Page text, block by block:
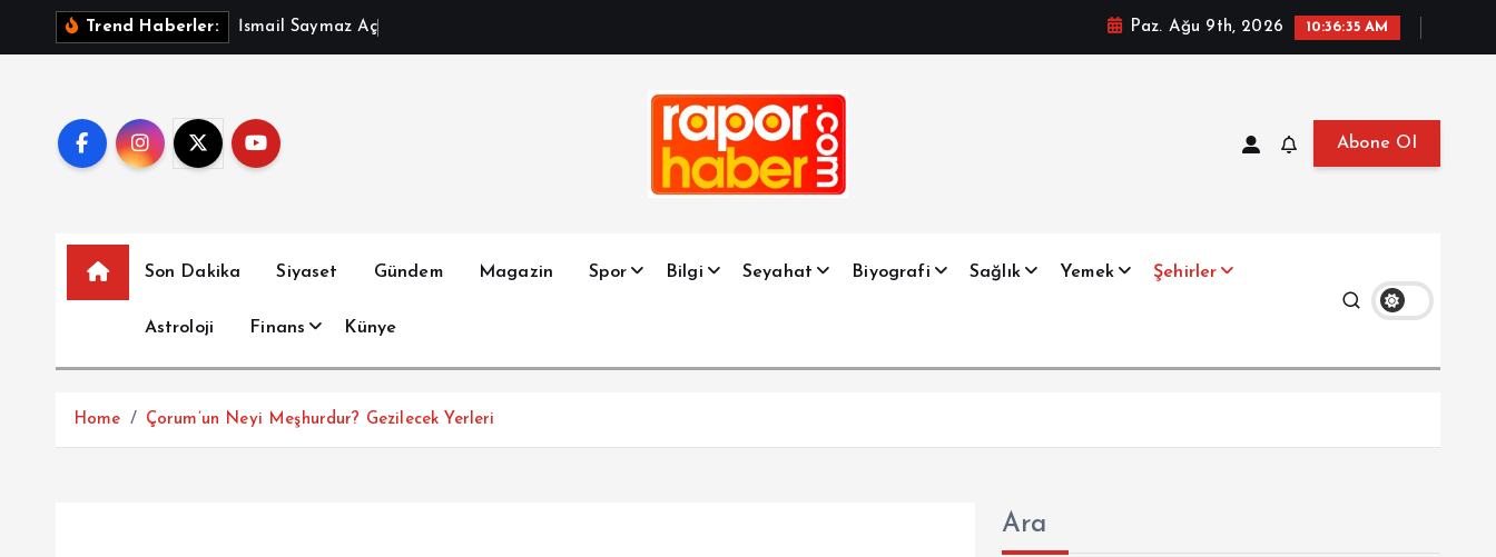
Trend Haberler: sma i Say maz Aç Paz. Ağu 9th, 2026 10:36:36 AM
Abone Ol
Son Dakika Siyaset Gündem Magazin Spor Bilgi Seyahat Biyografi Sağlık Yemek Şehirler
Astroloji Finans Künye
Home Çorum’un Neyi Meşhurdur? Gezilecek Yerleri
Ara